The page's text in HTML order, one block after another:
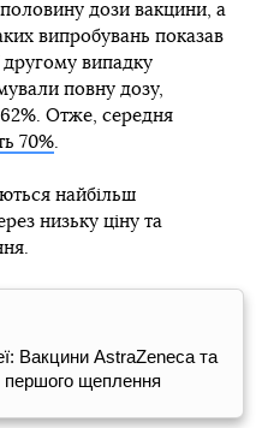
дози вакцини, а
випробувань показав
другому випадку
повну дозу,
Отже, середня
70%.
найбільш
низьку ціну та
Вакцини AstraZeneca та
першого щеплення